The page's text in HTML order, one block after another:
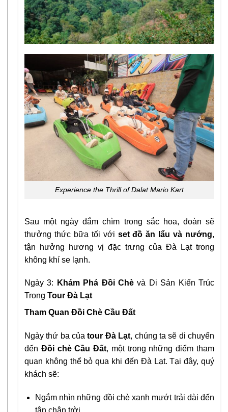
Experience the Thrill of Dalat Mario Kart
Sau một ngày đắm chìm trong sắc hoa, đoàn sẽ
thưởng thức bữa tối với set đồ ăn lẩu và nướng,
tận hưởng hương vị đặc trưng của Đà Lạt trong
không khí se lạnh.
Ngày 3: Khám Phá Đồi Chè và Di Sản Kiến Trúc
Trong Tour Đà Lạt
Tham Quan Đồi Chè Cầu Đất
Ngày thứ ba củatour Đà Lạt, chúng ta sẽ di chuyển
đến Đồi chè Cầu Đất, một trong những điểm tham
quan không thể bỏ qua khi đến Đà Lạt. Tại đây, quý
khách sẽ:
Ngắm nhìn những đồi chè xanh mướt trải dài đến
tận chân trời.